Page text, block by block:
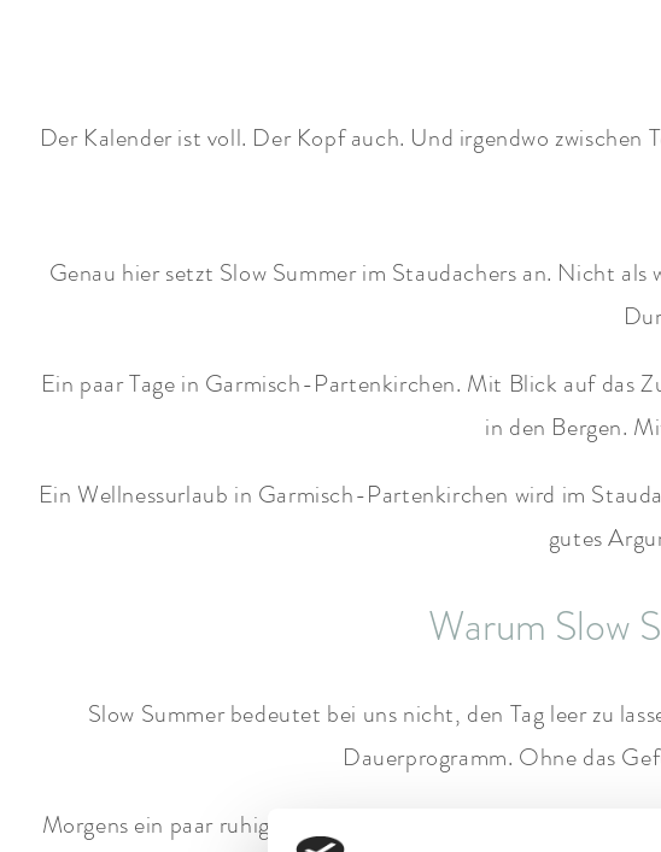
Der Kalender ist voll. Der Kopf auch. Und irgendwo
Genau hier setzt Slow Summer im Staudachers an. Nicht
Ein paar Tage in Garmisch-Partenkirchen. Mit Blick auf das
in den Bergen.
Ein Wellnessurlaub in Garmisch-Partenkirchen wird im
gutes
Warum Slow
Slow Summer bedeutet bei uns nicht, den Tag leer zu
Dauerprogramm. Ohne das
Morgens ein paar ruhige Minuten im Garten. Danach raus